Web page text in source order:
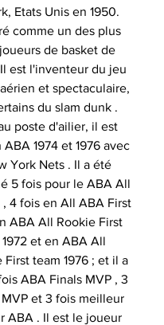
Etats Unis en 1950.
comme un des plus
de basket de
est l'inventeur du jeu
et spectaculaire,
du slam dunk .
poste d'ailier, il est
1974 et 1976 avec
York Nets . Il a été
5 fois pour le ABA All
, 4 fois en All ABA First
ABA All Rookie First
et en ABA All
First team 1976 ; et il a
ABA Finals MVP , 3
et 3 fois meilleur
ABA . Il est le joueur